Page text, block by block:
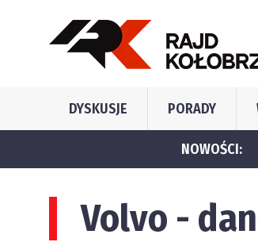
DYSKUSJE PORADY
NOWOŚCI:Jak
Volvo -